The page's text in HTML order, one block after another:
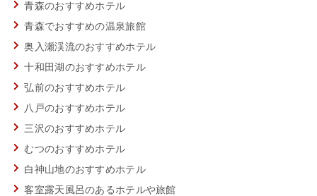
青森のおすすめホテル
青森でおすすめの温泉旅館
奥入瀬渓流のおすすめホテル
十和田湖のおすすめホテル
弘前のおすすめホテル
八戸のおすすめホテル
三沢のおすすめホテル
むつのおすすめホテル
白神山地のおすすめホテル
客室露天風呂のあるホテルや旅館